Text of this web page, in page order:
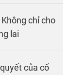
chỉ cho
lai
của cổ